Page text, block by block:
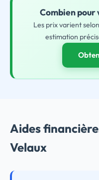
Combien pour
Les prix varient
estimation
Aides
Velaux